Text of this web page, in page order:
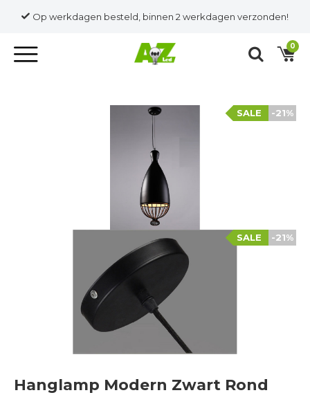
Op werkdagen besteld, binnen 2 werkdagen verzonden!
0
-21%
SALE
-21%
SALE
Hanglamp Modern Zwart Rond